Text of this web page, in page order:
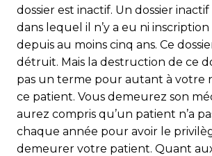
dossier est inactif. Un dos­sier
dans lequel il n’y a eu ni
depuis au moins cinq ans. Ce
détruit. Mais la destruction de ce
pas un terme pour autant à votre
ce patient. Vous demeurez son
aurez compris qu’un patient n’a
chaque année pour avoir le
demeurer votre patient. Quant